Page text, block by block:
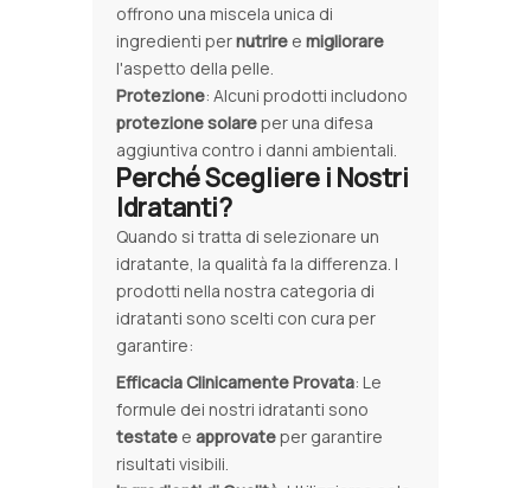
offrono una miscela unica di
ingredienti pernutrire e migliorare
l'aspetto della pelle.
Protezione: Alcuni prodotti includono
protezione solareper una difesa
aggiuntiva contro i danni ambientali.
Perché Scegliere i Nostri
Idratanti?
Quando si tratta di selezionare un
idratante, la qualità fa la differenza. I
prodotti nella nostra categoria di
idratanti sono scelti con cura per
garantire:
Efficacia Clinicamente Provata: Le
formule dei nostri idratanti sono
testate e approvateper garantire
risultati visibili.